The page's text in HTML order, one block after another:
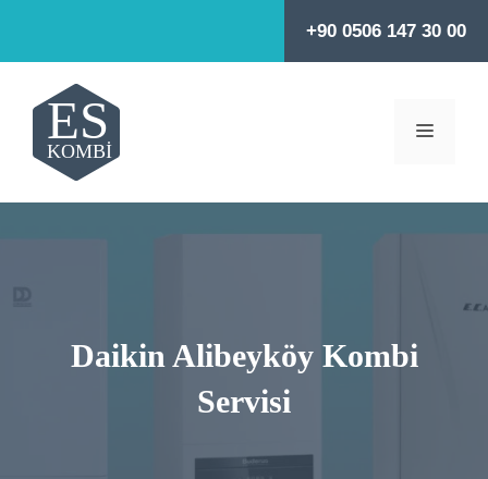
+90 0506 147 30 00
MENÜ
Daikin Alibeyköy Kombi
Servisi